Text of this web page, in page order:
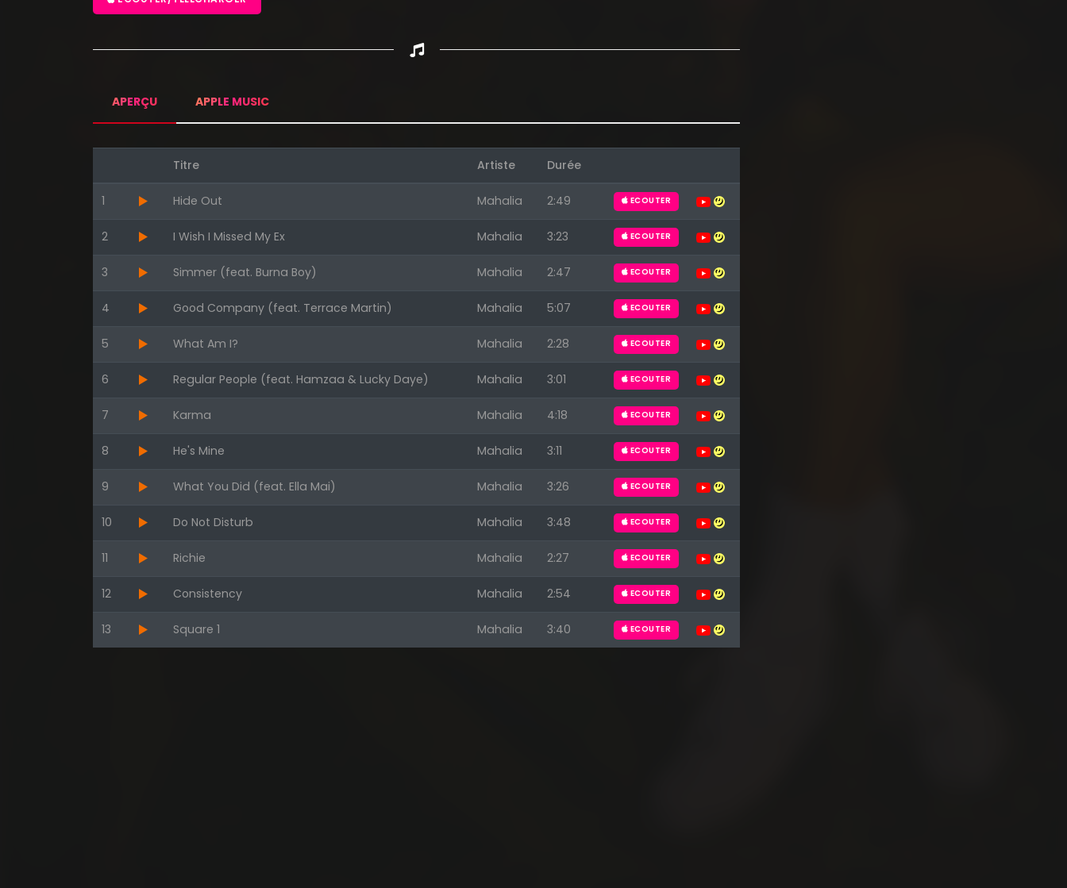
APERÇU APPLE MUSIC
Titre Artiste Durée
1 Hide Out Mahalia 2:49 ECOUTER
2 I Wish I Missed My Ex Mahalia 3:23 ECOUTER
3 Simmer (feat. Burna Boy) Mahalia 2:47 ECOUTER
4 Good Company (feat. Terrace Martin) Mahalia 5:07 ECOUTER
5 What Am I? Mahalia 2:28 ECOUTER
6 Regular People (feat. Hamzaa & Lucky Daye) Mahalia 3:01 ECOUTER
7 Karma Mahalia 4:18 ECOUTER
8 He's Mine Mahalia 3:11 ECOUTER
9 What You Did (feat. Ella Mai) Mahalia 3:26 ECOUTER
10 Do Not Disturb Mahalia 3:48 ECOUTER
11 Richie Mahalia 2:27 ECOUTER
12 Consistency Mahalia 2:54 ECOUTER
13 Square 1 Mahalia 3:40 ECOUTER